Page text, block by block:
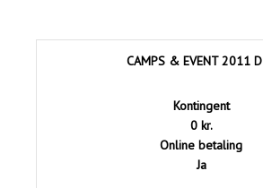
CAMPS & EVENT 2011 D
Kontingent
0 kr.
Online betaling
Ja